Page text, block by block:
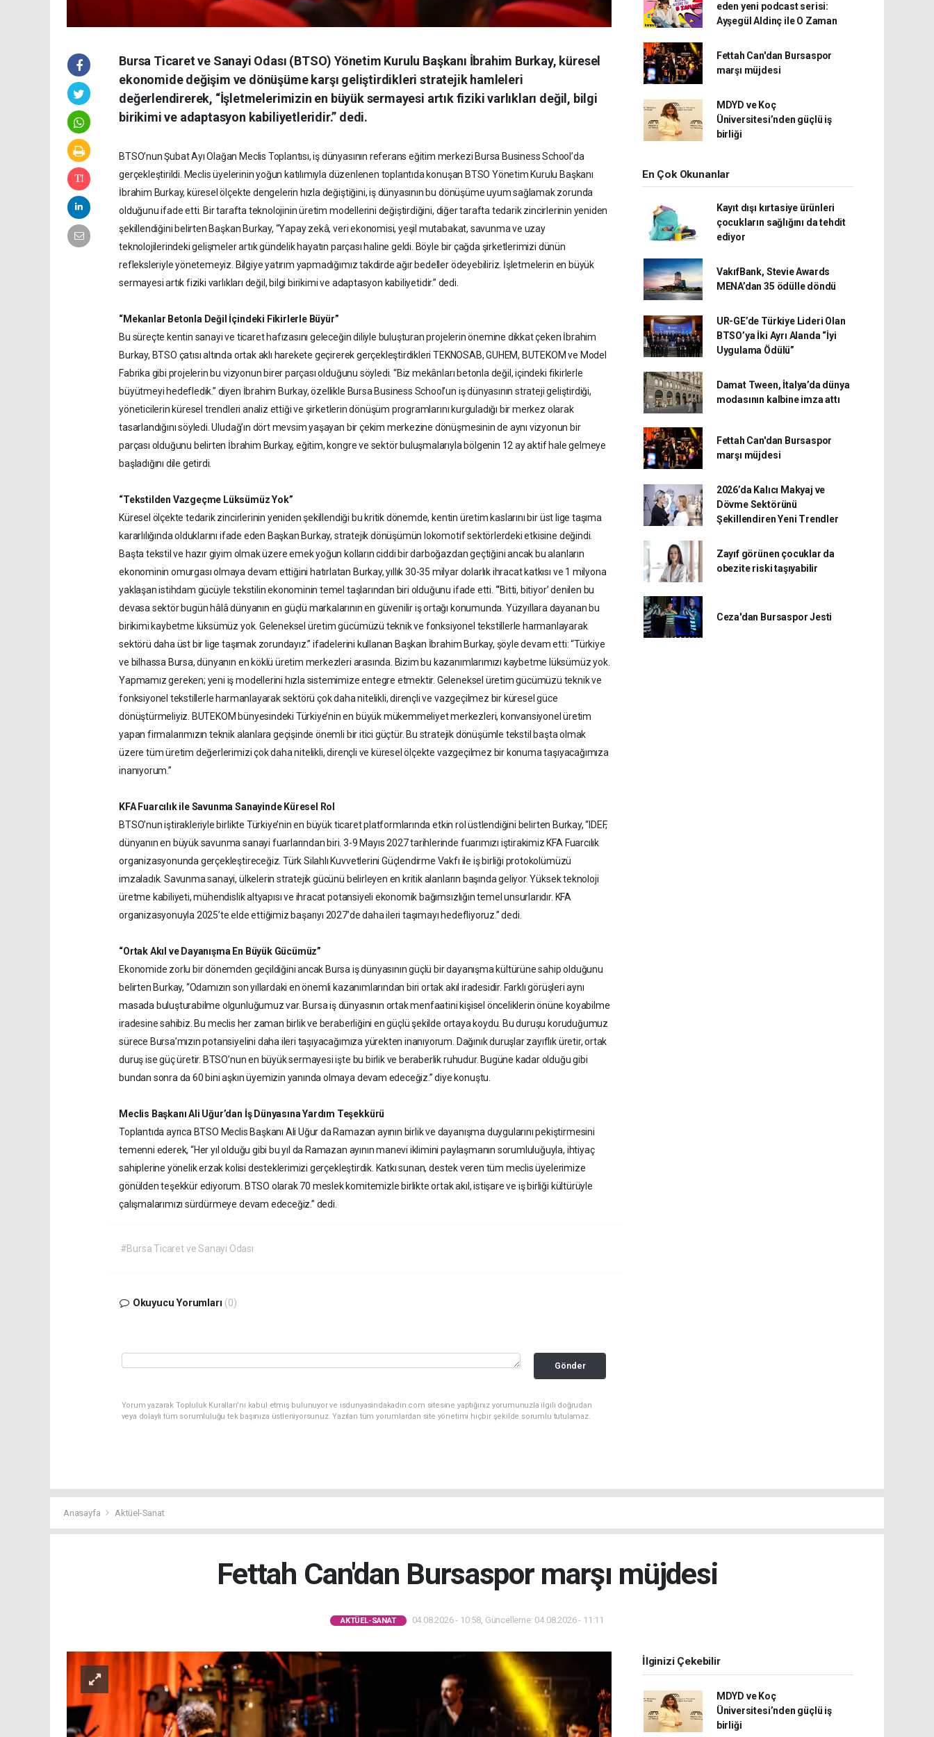
Bursa Ticaret ve Sanayi Odası (BTSO) Yönetim Kurulu Başkanı İbrahim Burkay, küresel
ekonomide değişim ve dönüşüme karşı geliştirdikleri stratejik hamleleri
değerlendirerek, “İşletmelerimizin en büyük sermayesi artık fiziki varlıkları değil, bilgi
birikimi ve adaptasyon kabiliyetleridir.” dedi.
BTSO’nun Şubat Ayı Olağan Meclis Toplantısı, iş dünyasının referans eğitim merkezi Bursa Business School’da
gerçekleştirildi. Meclis üyelerinin yoğun katılımıyla düzenlenen toplantıda konuşan BTSO Yönetim Kurulu Başkanı
İbrahim Burkay, küresel ölçekte dengelerin hızla değiştiğini, iş dünyasının bu dönüşüme uyum sağlamak zorunda
olduğunu ifade etti. Bir tarafta teknolojinin üretim modellerini değiştirdiğini, diğer tarafta tedarik zincirlerinin yeniden
şekillendiğini belirten Başkan Burkay, “Yapay zekâ, veri ekonomisi, yeşil mutabakat, savunma ve uzay
teknolojilerindeki gelişmeler artık gündelik hayatın parçası haline geldi. Böyle bir çağda şirketlerimizi dünün
refleksleriyle yönetemeyiz. Bilgiye yatırım yapmadığımız takdirde ağır bedeller ödeyebiliriz. İşletmelerin en büyük
sermayesi artık fiziki varlıkları değil, bilgi birikimi ve adaptasyon kabiliyetidir.” dedi.
“Mekanlar Betonla Değil İçindeki Fikirlerle Büyür”
Bu süreçte kentin sanayi ve ticaret hafızasını geleceğin diliyle buluşturan projelerin önemine dikkat çeken İbrahim
Burkay, BTSO çatısı altında ortak aklı harekete geçirerek gerçekleştirdikleri TEKNOSAB, GUHEM, BUTEKOM ve Model
Fabrika gibi projelerin bu vizyonun birer parçası olduğunu söyledi. “Biz mekânları betonla değil, içindeki fikirlerle
büyütmeyi hedefledik.” diyen İbrahim Burkay, özellikle Bursa Business School’un iş dünyasının strateji geliştirdiği,
yöneticilerin küresel trendleri analiz ettiği ve şirketlerin dönüşüm programlarını kurguladığı bir merkez olarak
tasarlandığını söyledi. Uludağ’ın dört mevsim yaşayan bir çekim merkezine dönüşmesinin de aynı vizyonun bir
parçası olduğunu belirten İbrahim Burkay, eğitim, kongre ve sektör buluşmalarıyla bölgenin 12 ay aktif hale gelmeye
başladığını dile getirdi.
“Tekstilden Vazgeçme Lüksümüz Yok”
Küresel ölçekte tedarik zincirlerinin yeniden şekillendiği bu kritik dönemde, kentin üretim kaslarını bir üst lige taşıma
kararlılığında olduklarını ifade eden Başkan Burkay, stratejik dönüşümün lokomotif sektörlerdeki etkisine değindi.
Başta tekstil ve hazır giyim olmak üzere emek yoğun kolların ciddi bir darboğazdan geçtiğini ancak bu alanların
ekonominin omurgası olmaya devam ettiğini hatırlatan Burkay, yıllık 30-35 milyar dolarlık ihracat katkısı ve 1 milyona
yaklaşan istihdam gücüyle tekstilin ekonominin temel taşlarından biri olduğunu ifade etti. “‘Bitti, bitiyor’ denilen bu
devasa sektör bugün hâlâ dünyanın en güçlü markalarının en güvenilir iş ortağı konumunda. Yüzyıllara dayanan bu
birikimi kaybetme lüksümüz yok. Geleneksel üretim gücümüzü teknik ve fonksiyonel tekstillerle harmanlayarak
sektörü daha üst bir lige taşımak zorundayız.” ifadelerini kullanan Başkan İbrahim Burkay, şöyle devam etti: “Türkiye
ve bilhassa Bursa, dünyanın en köklü üretim merkezleri arasında. Bizim bu kazanımlarımızı kaybetme lüksümüz yok.
Yapmamız gereken; yeni iş modellerini hızla sistemimize entegre etmektir. Geleneksel üretim gücümüzü teknik ve
fonksiyonel tekstillerle harmanlayarak sektörü çok daha nitelikli, dirençli ve vazgeçilmez bir küresel güce
dönüştürmeliyiz. BUTEKOM bünyesindeki Türkiye’nin en büyük mükemmeliyet merkezleri, konvansiyonel üretim
yapan firmalarımızın teknik alanlara geçişinde önemli bir itici güçtür. Bu stratejik dönüşümle tekstil başta olmak
üzere tüm üretim değerlerimizi çok daha nitelikli, dirençli ve küresel ölçekte vazgeçilmez bir konuma taşıyacağımıza
inanıyorum.”
KFA Fuarcılık ile Savunma Sanayinde Küresel Rol
BTSO’nun iştirakleriyle birlikte Türkiye’nin en büyük ticaret platformlarında etkin rol üstlendiğini belirten Burkay, “IDEF,
dünyanın en büyük savunma sanayi fuarlarından biri. 3-9 Mayıs 2027 tarihlerinde fuarımızı iştirakimiz KFA Fuarcılık
organizasyonunda gerçekleştireceğiz. Türk Silahlı Kuvvetlerini Güçlendirme Vakfı ile iş birliği protokolümüzü
imzaladık. Savunma sanayi, ülkelerin stratejik gücünü belirleyen en kritik alanların başında geliyor. Yüksek teknoloji
üretme kabiliyeti, mühendislik altyapısı ve ihracat potansiyeli ekonomik bağımsızlığın temel unsurlarıdır. KFA
organizasyonuyla 2025’te elde ettiğimiz başarıyı 2027’de daha ileri taşımayı hedefliyoruz.” dedi.
“Ortak Akıl ve Dayanışma En Büyük Gücümüz”
Ekonomide zorlu bir dönemden geçildiğini ancak Bursa iş dünyasının güçlü bir dayanışma kültürüne sahip olduğunu
belirten Burkay, “Odamızın son yıllardaki en önemli kazanımlarından biri ortak akıl iradesidir. Farklı görüşleri aynı
masada buluşturabilme olgunluğumuz var. Bursa iş dünyasının ortak menfaatini kişisel önceliklerin önüne koyabilme
iradesine sahibiz. Bu meclis her zaman birlik ve beraberliğini en güçlü şekilde ortaya koydu. Bu duruşu koruduğumuz
sürece Bursa’mızın potansiyelini daha ileri taşıyacağımıza yürekten inanıyorum. Dağınık duruşlar zayıflık üretir, ortak
duruş ise güç üretir. BTSO’nun en büyük sermayesi işte bu birlik ve beraberlik ruhudur. Bugüne kadar olduğu gibi
bundan sonra da 60 bini aşkın üyemizin yanında olmaya devam edeceğiz.” diye konuştu.
Meclis Başkanı Ali Uğur’dan İş Dünyasına Yardım Teşekkürü
Toplantıda ayrıca BTSO Meclis Başkanı Ali Uğur da Ramazan ayının birlik ve dayanışma duygularını pekiştirmesini
temenni ederek, “Her yıl olduğu gibi bu yıl da Ramazan ayının manevi iklimini paylaşmanın sorumluluğuyla, ihtiyaç
sahiplerine yönelik erzak kolisi desteklerimizi gerçekleştirdik. Katkı sunan, destek veren tüm meclis üyelerimize
gönülden teşekkür ediyorum. BTSO olarak 70 meslek komitemizle birlikte ortak akıl, istişare ve iş birliği kültürüyle
çalışmalarımızı sürdürmeye devam edeceğiz.” dedi.
#Bursa Ticaret ve Sanayi Odası
Okuyucu Yorumları (0)
Gönder
Yorum yazarak Topluluk Kuralları’nı kabul etmiş bulunuyor ve isdunyasindakadin.com sitesine yaptığınız yorumunuzla ilgili doğrudan
veya dolaylı tüm sorumluluğu tek başınıza üstleniyorsunuz. Yazılan tüm yorumlardan site yönetimi hiçbir şekilde sorumlu tutulamaz.
eden yeni podcast serisi:
Ayşegül Aldinç ile O Zaman
Fettah Can'dan Bursaspor
marşı müjdesi
MDYD ve Koç
Üniversitesi’nden güçlü iş
birliği
En Çok Okunanlar
Kayıt dışı kırtasiye ürünleri
çocukların sağlığını da tehdit
ediyor
VakıfBank, Stevie Awards
MENA’dan 35 ödülle döndü
UR-GE’de Türkiye Lideri Olan
BTSO’ya İki Ayrı Alanda “İyi
Uygulama Ödülü”
Damat Tween, İtalya’da dünya
modasının kalbine imza attı
Fettah Can'dan Bursaspor
marşı müjdesi
2026’da Kalıcı Makyaj ve
Dövme Sektörünü
Şekillendiren Yeni Trendler
Zayıf görünen çocuklar da
obezite riski taşıyabilir
Ceza'dan Bursaspor Jesti
Anasayfa Aktüel-Sanat
Fettah Can'dan Bursaspor marşı müjdesi
AKTÜEL-SANAT 04.08.2026 - 10:58, Güncelleme: 04.08.2026 - 11:11
İlginizi Çekebilir
MDYD ve Koç
Üniversitesi’nden güçlü iş
birliği